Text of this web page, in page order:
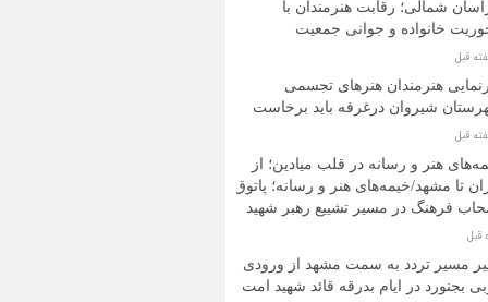
شمالی؛ رقابت هنرمندان با
خانواده و جوانی جمعیت
هنرمندان هنرهای تجسمی
شیروان درغرفه باید برخاست
هنر و رسانه در قلب میادین؛ از
تا مشهد/خیمه‌های هنر و رسانه؛ پاتوق
فرهنگ در مسیر تشییع رهبر شهید
مسیر تردد به سمت مشهد از ورودی
بجنورد در ایام بدرقه قائد شهید امت